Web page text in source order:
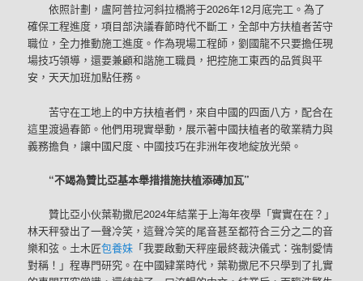
依照計劃，盧阿普拉河斜拉橋將于2026年12月底完工。為了
確保工程進度，項目部決議春節時代不斷工，全部中方扶植者苦守
職位，全力推動施工進度。作為現場工程師，劉國龍不只要擔任現
場技巧領導，還要兼顧和諧施工職員，把控施工東西的品質與平
安，天天加班加點任務。
苦守在工地上的中方扶植者們，來自中國的四面八方，配合在
這里渡過春節。他們用現實舉動，展示著中國扶植者的敬業精力與
義務擔負，讓中國尺度、中國技巧在非洲年夜地綻放光榮。
“不竭為贊比亞基本舉措措施扶植添磚加瓦”
贊比亞小伙葉勒撒尼2024年結業于上海年夜學「實實在在？」
林天秤發出了一聲冷笑，這聲冷笑的尾音甚至都符合三分之二的音
樂和弦。土木匠包養妹 「我要啟動天秤座最終裁決儀式：強制愛情
對稱！」程專門研究。在中國肄業時代，葉勒撒尼不只學到了扎實